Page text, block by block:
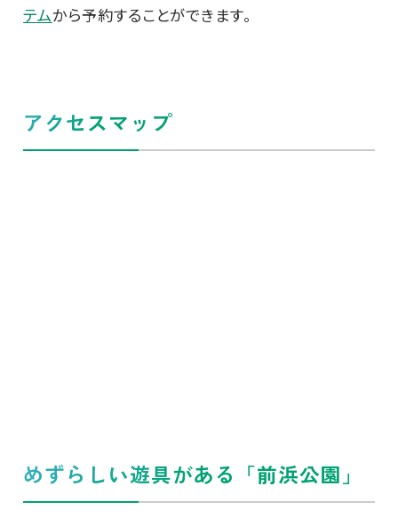
テムから予約することができます。
アクセスマップ
めずらしい遊具がある「前浜公園」